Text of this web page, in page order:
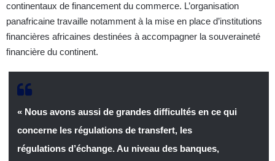
continentaux de financement du commerce. L’organisation
panafricaine travaille notamment à la mise en place d’institutions
financières africaines destinées à accompagner la souveraineté
financière du continent.
« Nous avons aussi de grandes difficultés en ce qui
concerne les régulations de transfert, les
régulations d’échange. Au niveau des banques,